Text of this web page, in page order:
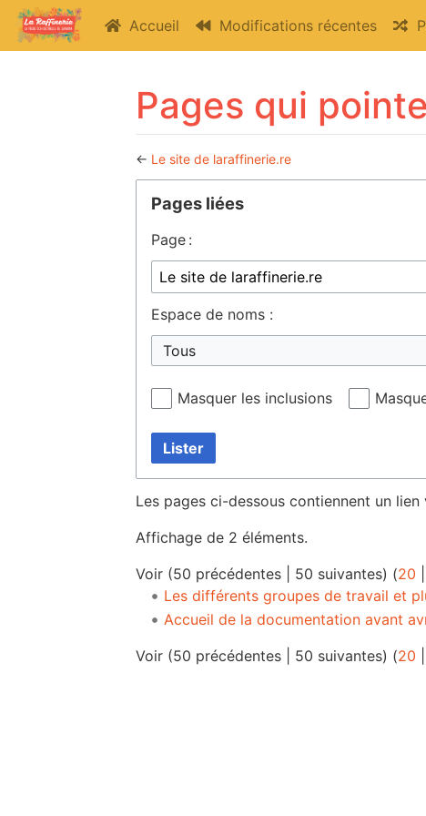
Accueil Modifications récentes
Pages qui
← Le site de laraffinerie.re
Aller à :navigation,rechercher
Pages liées
Page :
Espace de noms :
Tous
Masquer les inclusions
Lister
Les pages ci-dessous contiennent un lien
Affichage de 2 éléments.
Voir (50 précédentes 50 suivantes) (20
Les différents groupes de travail et
Accueil de la documentation avant
Voir (50 précédentes 50 suivantes) (20